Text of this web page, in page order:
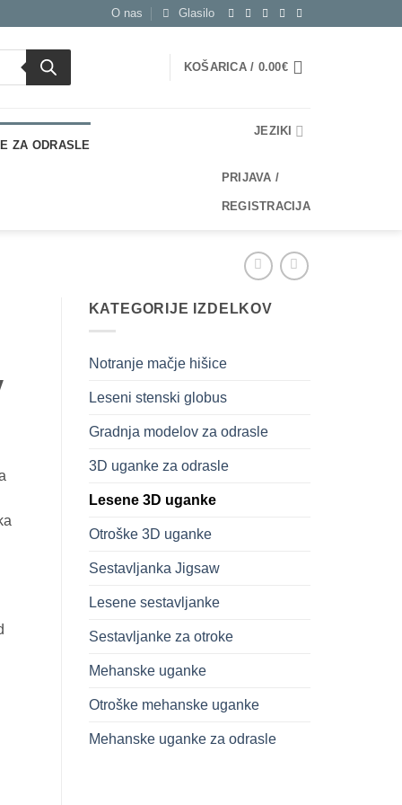
O nas Glasilo
KOŠARICA / 0.00€
ZA ODRASLE
JEZIKI
PRIJAVA /
REGISTRACIJA
KATEGORIJE IZDELKOV
Notranje mačje hišice
Leseni stenski globus
Gradnja modelov za odrasle
3D uganke za odrasle
Lesene 3D uganke
Otroške 3D uganke
Sestavljanka Jigsaw
Lesene sestavljanke
Sestavljanke za otroke
Mehanske uganke
Otroške mehanske uganke
Mehanske uganke za odrasle